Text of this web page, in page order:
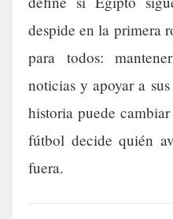
despide en la primera
para todos:
noticias y apoyar a
historia puede
fútbol decide quién
fuera.